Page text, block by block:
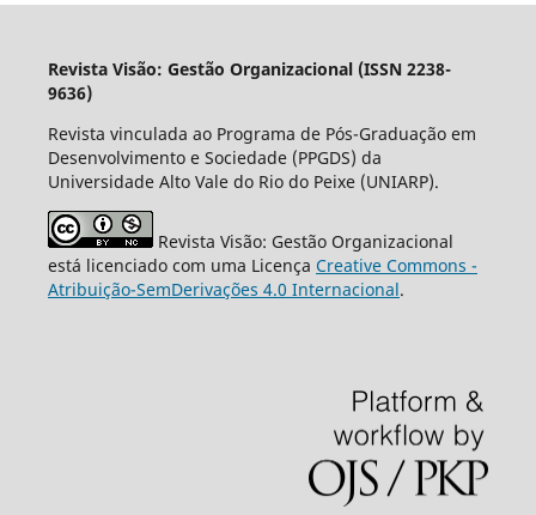
Revista Visão: Gestão Organizacional (ISSN 2238-
9636)
Revista vinculada ao Programa de Pós-Graduação em
Desenvolvimento e Sociedade (PPGDS) da
Universidade Alto Vale do Rio do Peixe (UNIARP).
Revista Visão: Gestão Organizacional
está licenciado com uma Licença Creative Commons -
Atribuição-SemDerivações 4.0 Internacional.